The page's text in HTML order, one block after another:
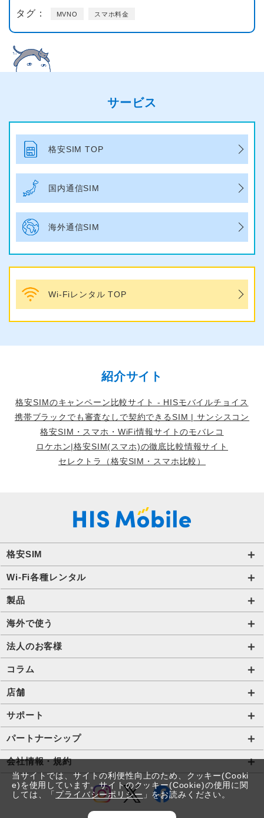
タグ： MVNO スマホ料金
サービス
格安SIM TOP
国内通信SIM
海外通信SIM
Wi-Fiレンタル TOP
紹介サイト
格安SIMのキャンペーン比較サイト - HISモバイルチョイス
携帯ブラックでも審査なしで契約できるSIM | サンシスコン
格安SIM・スマホ・WiFi情報サイトのモバレコ
ロケホン|格安SIM(スマホ)の徹底比較情報サイト
セレクトラ（格安SIM・スマホ比較）
格安SIM
国内通信SIM一覧
自由自在2.0プラン
ビタッ！プラン
データ定額2.0プラン
販売終了したプラン
Wi-Fi各種レンタル
法人のお客様トップページ
海外短期レンタル HIS Wi-Fi
国内外長期レンタル HIS Wi-Fi PLUS+
タブレットレンタル
携帯レンタル
製品
オンラインショップ
HIS Mobileケア
海外で使う
海外通信一覧
海外短期レンタル HIS Wi-Fi
国内外長期レンタル HIS Wi-Fi PLUS+
Trip SIM(海外利用 プリペイド eSIM)
プリペイドSIM
法人のお客様
サービス一覧【法人】
格安SIM【法人】
ご利用開始の流れ【法人】
ご利用開始の流れ【個人事業主・その他団体】
法人向け取扱端末
Wi-Fiレンタル HIS Wi-Fi PLUS+ for Biz
IoTソリューション
コラム
コラムTOP
格安SIMに関する記事
Wi-Fiに関する記事
スマホ・タブレット端末に関する記事
お役立ち情報
法人コラム
店舗
HISモバイル取扱店舗
サポート
サポートトップページ
SIMロック解除手続き
プロファイル・APN設定の方法
eSIMの設定方法
パートナーシップ
店舗型代理店募集
アライアンス関係
コラボ・提携関係
会社情報・規約
会社情報
当サイトでは、サイトの利便性向上のため、クッキー(Cooki
e)を使用しています。サイトのクッキー(Cookie)の使用に関
しては、「 プライバシーポリシー 」をお読みください。